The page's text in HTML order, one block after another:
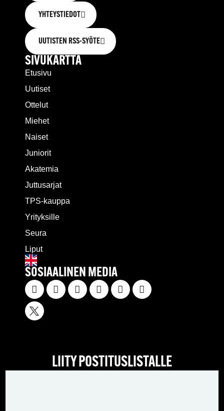
YHTEYSTIEDOT
UUTISTEN RSS-SYÖTE
SIVUKARTTA
Etusivu
Uutiset
Ottelut
Miehet
Naiset
Juniorit
Akatemia
Juttusarjat
TPS-kauppa
Yrityksille
Seura
Liput
SOSIAALINEN MEDIA
LIITY POSTITUSLISTALLE